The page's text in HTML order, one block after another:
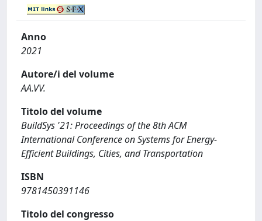
Anno
2021
Autore/i del volume
AA.VV.
Titolo del volume
BuildSys '21: Proceedings of the 8th ACM
International Conference on Systems for Energy-
Efficient Buildings, Cities, and Transportation
ISBN
9781450391146
Titolo del congresso